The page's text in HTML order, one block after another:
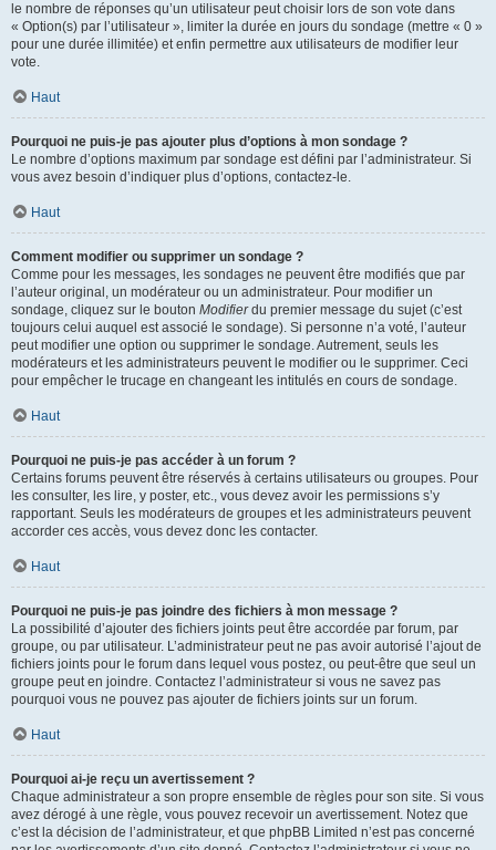
le nombre de réponses qu’un utilisateur peut choisir lors de son vote dans
« Option(s) par l’utilisateur », limiter la durée en jours du sondage (mettre « 0 »
pour une durée illimitée) et enfin permettre aux utilisateurs de modifier leur
vote.
Haut
Pourquoi ne puis-je pas ajouter plus d’options à mon sondage ?
Le nombre d’options maximum par sondage est défini par l’administrateur. Si
vous avez besoin d’indiquer plus d’options, contactez-le.
Haut
Comment modifier ou supprimer un sondage ?
Comme pour les messages, les sondages ne peuvent être modifiés que par
l’auteur original, un modérateur ou un administrateur. Pour modifier un
sondage, cliquez sur le bouton Modifierdu premier message du sujet (c’est
toujours celui auquel est associé le sondage). Si personne n’a voté, l’auteur
peut modifier une option ou supprimer le sondage. Autrement, seuls les
modérateurs et les administrateurs peuvent le modifier ou le supprimer. Ceci
pour empêcher le trucage en changeant les intitulés en cours de sondage.
Haut
Pourquoi ne puis-je pas accéder à un forum ?
Certains forums peuvent être réservés à certains utilisateurs ou groupes. Pour
les consulter, les lire, y poster, etc., vous devez avoir les permissions s’y
rapportant. Seuls les modérateurs de groupes et les administrateurs peuvent
accorder ces accès, vous devez donc les contacter.
Haut
Pourquoi ne puis-je pas joindre des fichiers à mon message ?
La possibilité d’ajouter des fichiers joints peut être accordée par forum, par
groupe, ou par utilisateur. L’administrateur peut ne pas avoir autorisé l’ajout de
fichiers joints pour le forum dans lequel vous postez, ou peut-être que seul un
groupe peut en joindre. Contactez l’administrateur si vous ne savez pas
pourquoi vous ne pouvez pas ajouter de fichiers joints sur un forum.
Haut
Pourquoi ai-je reçu un avertissement ?
Chaque administrateur a son propre ensemble de règles pour son site. Si vous
avez dérogé à une règle, vous pouvez recevoir un avertissement. Notez que
c’est la décision de l’administrateur, et que phpBB Limited n’est pas concerné